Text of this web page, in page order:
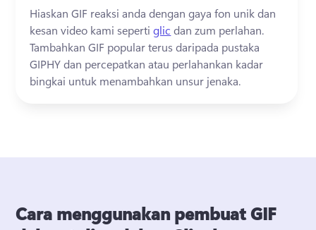
Hiaskan GIF reaksi anda dengan gaya fon unik dan
kesan video kami seperti glic
Tambahkan GIF popular terus daripada pustaka
GIPHY dan percepatkan atau perlahankan kadar
bingkai untuk menambahkan unsur jenaka.
Cara menggunakan pembuat GIF